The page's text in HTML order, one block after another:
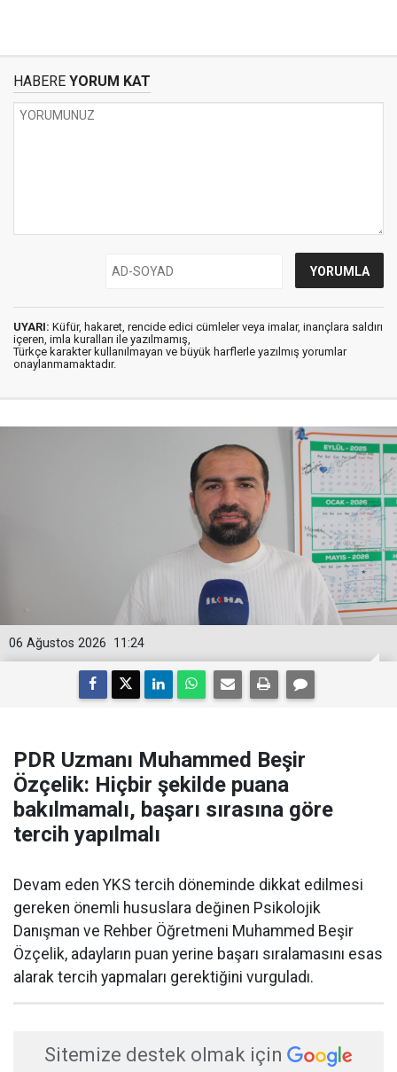
HABERE YORUM KAT
UYARI: Küfür, hakaret, rencide edici cümleler veya imalar, inançlara saldırı
içeren, imla kuralları ile yazılmamış,
Türkçe karakter kullanılmayan ve büyük harflerle yazılmış yorumlar
onaylanmamaktadır.
11:24
06 Ağustos 2026
PDR Uzmanı Muhammed Beşir
Özçelik: Hiçbir şekilde puana
bakılmamalı, başarı sırasına göre
tercih yapılmalı
Devam eden YKS tercih döneminde dikkat edilmesi
gereken önemli hususlara değinen Psikolojik
Danışman ve Rehber Öğretmeni Muhammed Beşir
Özçelik, adayların puan yerine başarı sıralamasını esas
alarak tercih yapmaları gerektiğini vurguladı.
Sitemize destek olmak için